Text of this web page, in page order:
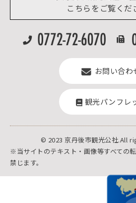
こちらをご覧くだ
お問い合わ
観光パンフレ
© 2023 京丹後市観光公社.All
※当サイトのテキスト・画像等すべての
禁じます。